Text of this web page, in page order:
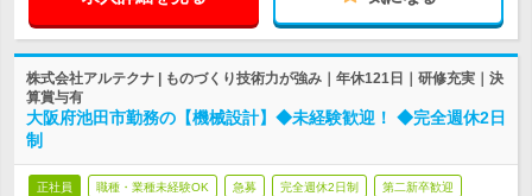
株式会社アルテクナ | ものづくり技術力が強み｜年休121日｜研修充実｜決
算賞与有
大阪府池田市勤務の【機械設計】◆未経験歓迎！ ◆完全週休2日
制
正社員 職種・業種未経験OK 急募 完全週休2日制 第二新卒歓迎